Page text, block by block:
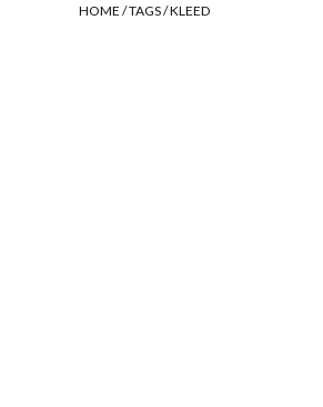
HOME /TAGS/KLEED